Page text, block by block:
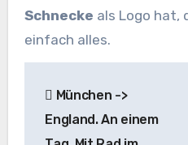
Schnecke als Logo hat,
einfach alles.
München ->
England. An einem